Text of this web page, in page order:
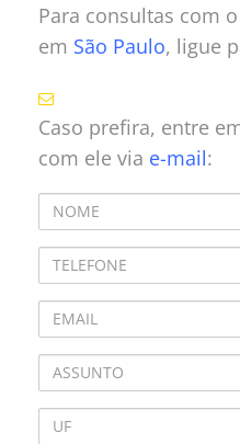
Para consultas com
em São Paulo, ligue
Caso prefira, entre
com ele via e-mail: